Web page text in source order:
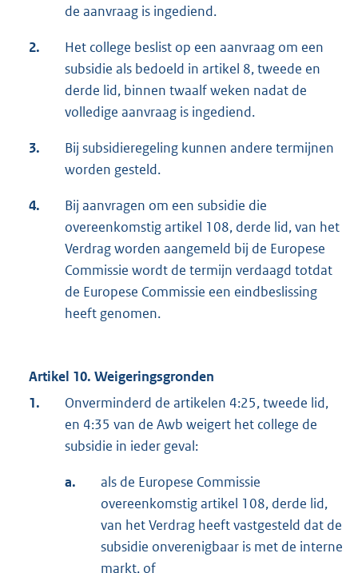
de aanvraag is ingediend.
2.
Het college beslist op een aanvraag om een
subsidie als bedoeld in artikel 8, tweede en
derde lid, binnen twaalf weken nadat de
volledige aanvraag is ingediend.
3.
Bij subsidieregeling kunnen andere termijnen
worden gesteld.
4.
Bij aanvragen om een subsidie die
overeenkomstig artikel 108, derde lid, van het
Verdrag worden aangemeld bij de Europese
Commissie wordt de termijn verdaagd totdat
de Europese Commissie een eindbeslissing
heeft genomen.
Artikel 10. Weigeringsgronden
1.
Onverminderd de artikelen 4:25, tweede lid,
en 4:35 van de Awb weigert het college de
subsidie in ieder geval:
a.
als de Europese Commissie
overeenkomstig artikel 108, derde lid,
van het Verdrag heeft vastgesteld dat de
subsidie onverenigbaar is met de interne
markt, of